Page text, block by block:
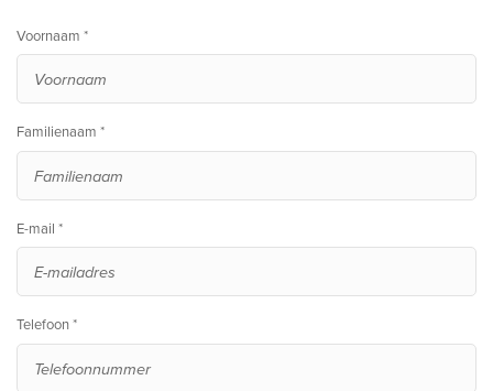
Voornaam *
Familienaam *
E-mail *
Telefoon *